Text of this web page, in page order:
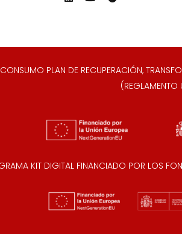
PLAN DE RECUPERACIÓN,
(REGLAMENTO
KIT DIGITAL FINANCIADO POR LOS